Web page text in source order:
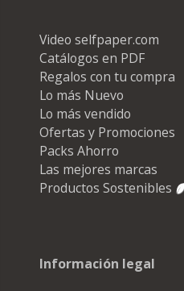
Video selfpaper.com
Catálogos en PDF
Regalos con tu compra
Lo más Nuevo
Lo más vendido
Ofertas y Promociones
Packs Ahorro
Las mejores marcas
Productos Sostenibles
Información legal